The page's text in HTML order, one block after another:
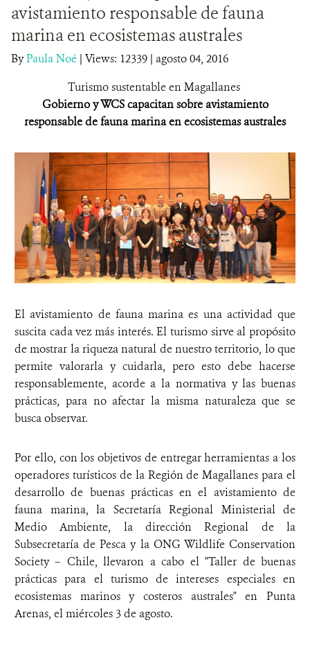
DONA
avistamiento responsable de fauna
marina en ecosistemas australes
ByPaula Noé | Views: 12339 | agosto 04, 2016
Turismo sustentable en Magallanes
Gobierno y WCS capacitan sobre avistamiento
responsable de fauna marina en ecosistemas australes
El avistamiento de fauna marina es una actividad que
suscita cada vez más interés. El turismo sirve al propósito
de mostrar la riqueza natural de nuestro territorio, lo que
permite valorarla y cuidarla, pero esto debe hacerse
responsablemente, acorde a la normativa y las buenas
prácticas, para no afectar la misma naturaleza que se
busca observar.
Por ello, con los objetivos de entregar herramientas a los
operadores turísticos de la Región de Magallanes para el
desarrollo de buenas prácticas en el avistamiento de
fauna marina, la Secretaría Regional Ministerial de
Medio Ambiente, la dirección Regional de la
Subsecretaría de Pesca y la ONG Wildlife Conservation
Society – Chile, llevaron a cabo el "Taller de buenas
prácticas para el turismo de intereses especiales en
ecosistemas marinos y costeros australes" en Punta
Arenas, el miércoles 3 de agosto.